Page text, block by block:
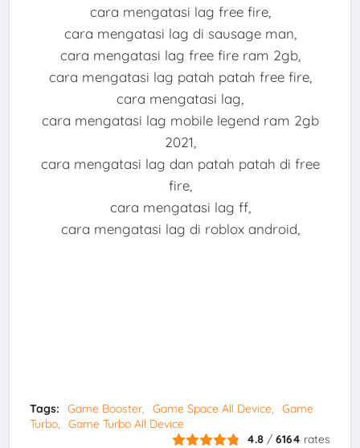
cara mengatasi lag free fire,
cara mengatasi lag di sausage man,
cara mengatasi lag free fire ram 2gb,
cara mengatasi lag patah patah free fire,
cara mengatasi lag,
cara mengatasi lag mobile legend ram 2gb
2021,
cara mengatasi lag dan patah patah di free
fire,
cara mengatasi lag ff,
cara mengatasi lag di roblox android,
Tags: Game Booster Game Space All Device
Game
Turbo
Game Turbo All Device
4.8 /6164 rates